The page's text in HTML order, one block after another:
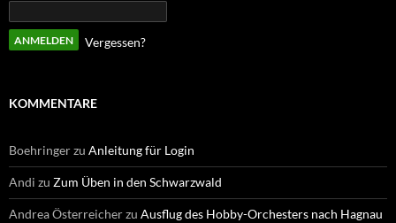
Vergessen?
KOMMENTARE
Boehringerzu Anleitung für Login
Andi zu Zum Üben in den Schwarzwald
Andrea Österreicherzu Ausflug des Hobby-Orchesters nach Hagnau